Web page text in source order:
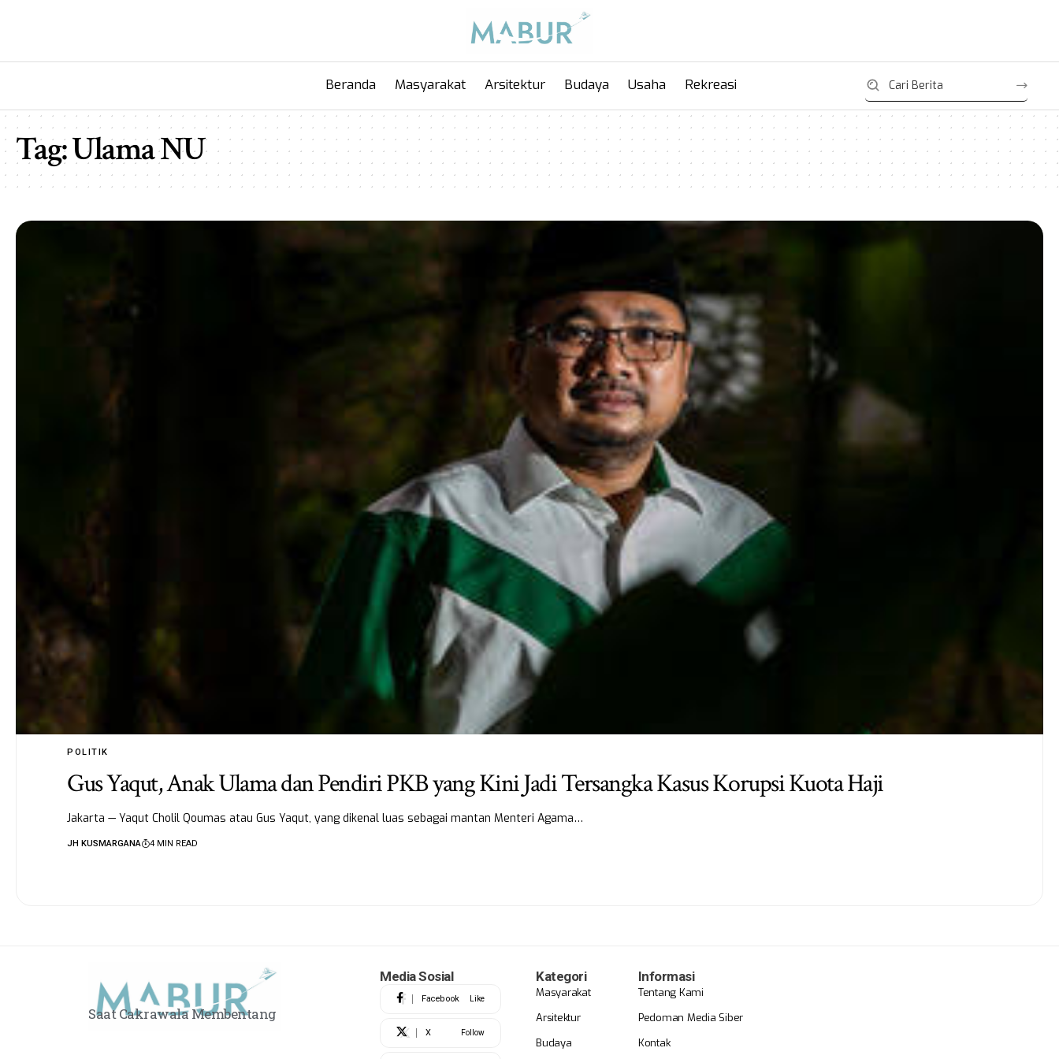
Beranda Masyarakat Arsitektur Budaya Usaha Rekreasi
Tag:Ulama NU
POLITIK
Gus Yaqut, Anak Ulama dan Pendiri PKB yang Kini Jadi Tersangka Kasus Korupsi Kuota Haji
Jakarta — Yaqut Cholil Qoumas atau Gus Yaqut, yang dikenal luas sebagai mantan Menteri Agama…
JH KUSMARGANA 4 MIN READ
Saat Cakrawala Membentang
Media Sosial
Facebook Like
X Follow
Kategori
Masyarakat
Arsitektur
Budaya
Informasi
Tentang Kami
Pedoman Media Siber
Kontak